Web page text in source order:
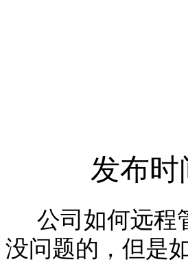
发布时
公司如何远程
没问题的，但是